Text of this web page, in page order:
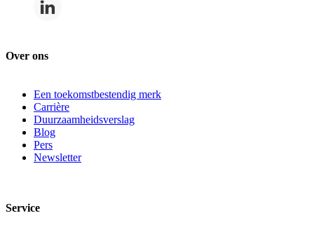
Over ons
Een toekomstbestendig merk
Carrière
Duurzaamheidsverslag
Blog
Pers
Newsletter
Service